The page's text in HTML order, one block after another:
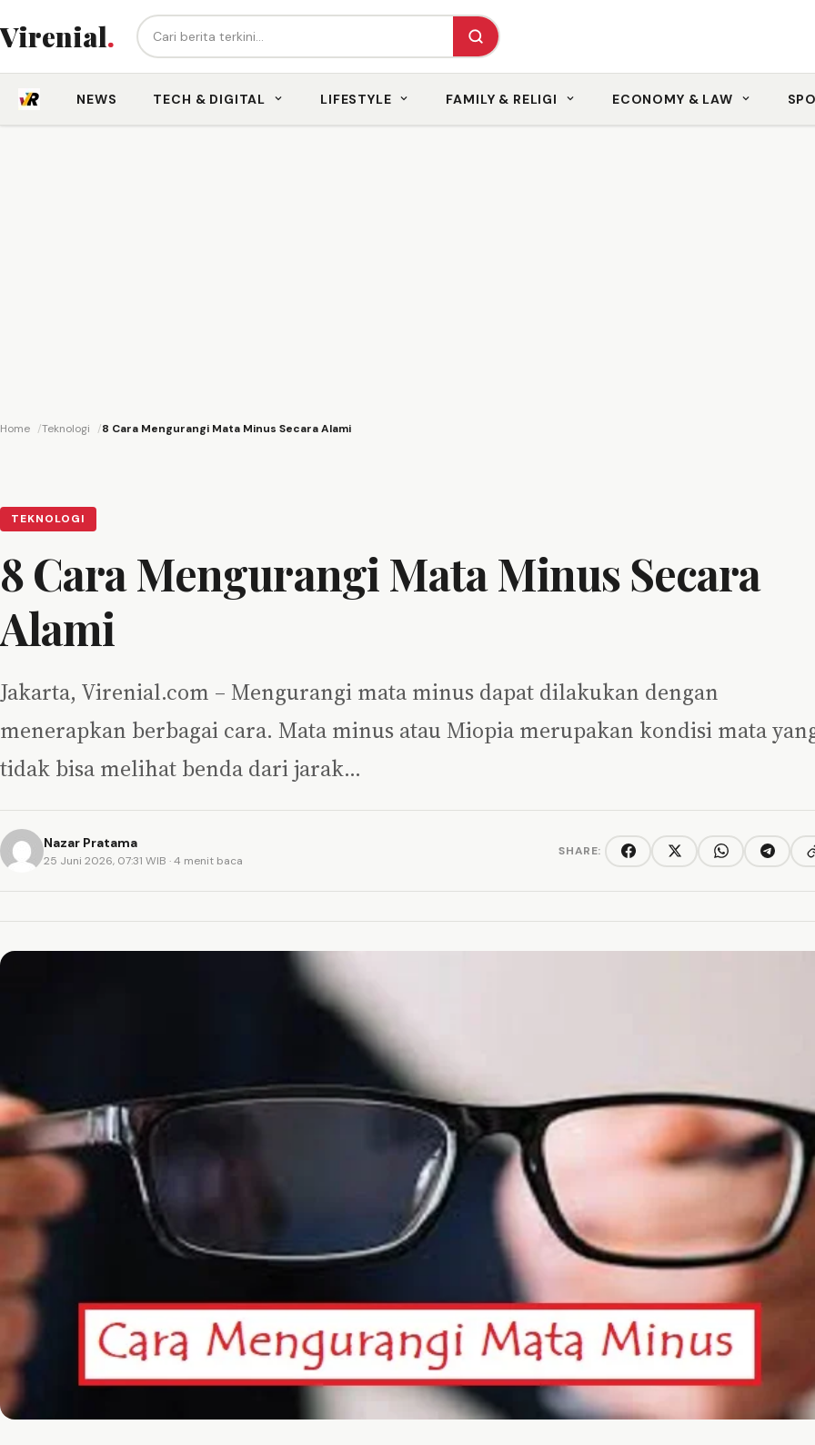
Virenial. Cari berita...
NEWS TECH & DIGITAL LIFESTYLE FAMILY & RELIGI ECONOMY & LAW
Home Teknologi 8 Cara Mengurangi Mata Minus Secara Alami
TEKNOLOGI
8 Cara Mengurangi Mata Minus Secara
Alami
Jakarta, Virenial.com – Mengurangi mata minus dapat dilakukan dengan
menerapkan berbagai cara. Mata minus atau Miopia merupakan kondisi mata
tidak bisa melihat benda dari jarak…
Nazar Pratama
25 Juni 2026, 07:31 WIB · 4 menit baca
SHARE: FacebookTwitter/XWhatsAppTelegram